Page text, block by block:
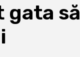
gata să